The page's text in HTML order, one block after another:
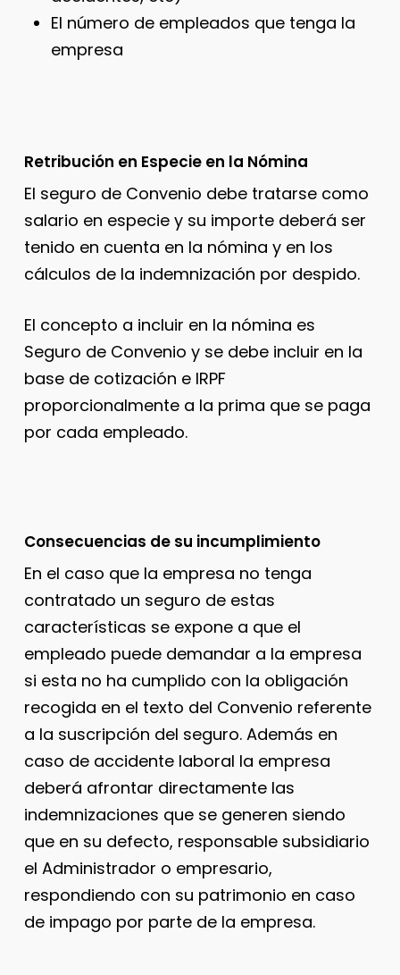
El número de empleados que tenga la
empresa
Retribución en Especie en la Nómina
El seguro de Convenio debe tratarse como
salario en especie y su importe deberá ser
tenido en cuenta en la nómina y en los
cálculos de la indemnización por despido.
El concepto a incluir en la nómina es
Seguro de Convenio y se debe incluir en la
base de cotización e IRPF
proporcionalmente a la prima que se paga
por cada empleado.
Consecuencias de su incumplimiento
En el caso que la empresa no tenga
contratado un seguro de estas
características se expone a que el
empleado puede demandar a la empresa
si esta no ha cumplido con la obligación
recogida en el texto del Convenio referente
a la suscripción del seguro. Además en
caso de accidente laboral la empresa
deberá afrontar directamente las
indemnizaciones que se generen siendo
que en su defecto, responsable subsidiario
el Administrador o empresario,
respondiendo con su patrimonio en caso
de impago por parte de la empresa.